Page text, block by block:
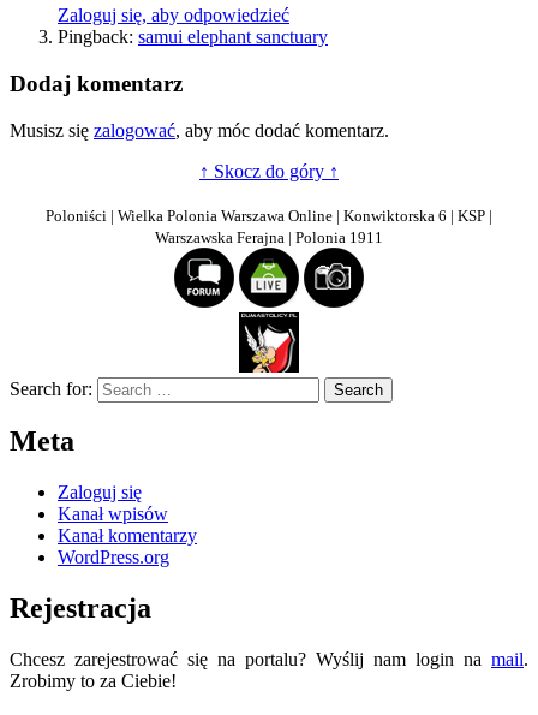
Zaloguj się, aby odpowiedzieć
Pingback: samui elephant sanctuary
Dodaj komentarz
Musisz się zalogować, aby móc dodać komentarz.
↑ Skocz do góry ↑
Poloniści | Wielka Polonia Warszawa Online | Konwiktorska 6 | KSP |
Warszawska Ferajna | Polonia 1911
Search for:
Meta
Zaloguj się
Kanał wpisów
Kanał komentarzy
WordPress.org
Rejestracja
Chcesz zarejestrować się na portalu? Wyślij nam login na mail.
Zrobimy to za Ciebie!